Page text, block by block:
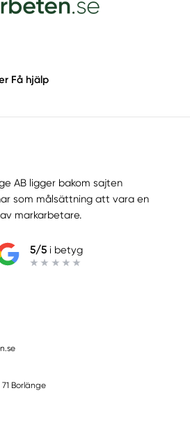
Få hjälp
AB ligger bakom sajten
som målsättning att vara en
markarbetare.
5/5i betyg
Borlänge